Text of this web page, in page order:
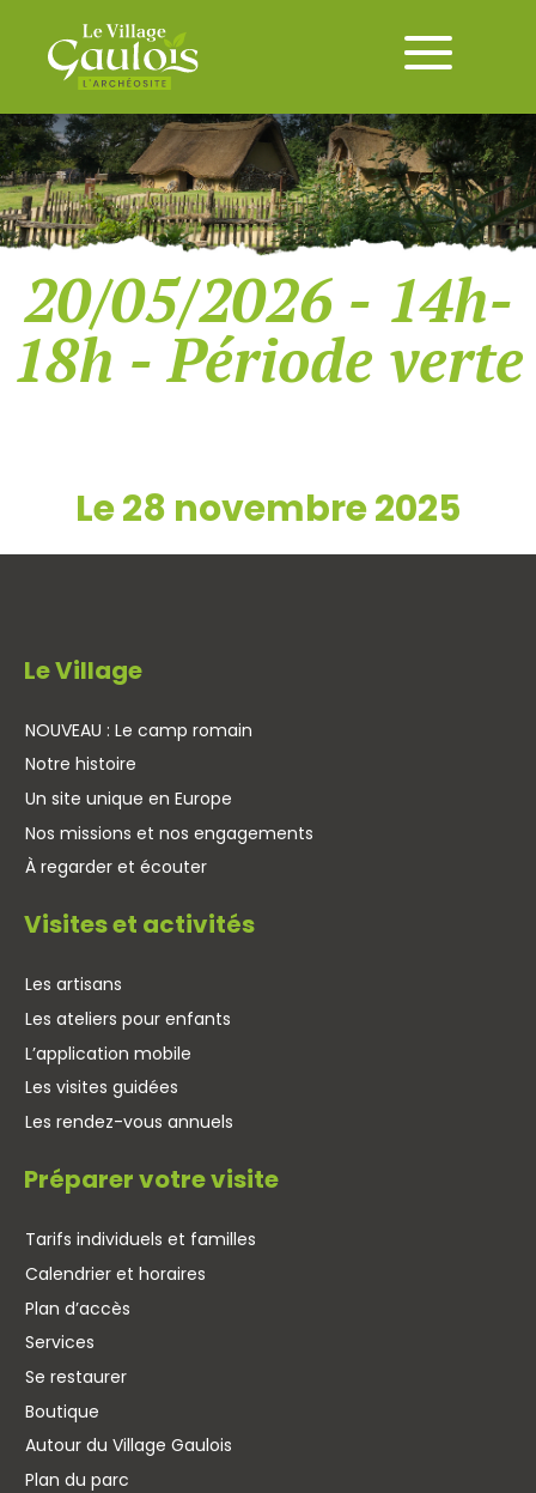
20/05/2026 - 14h-
18h - Période verte
Le 28 novembre 2025
Le Village
NOUVEAU : Le camp romain
Notre histoire
Un site unique en Europe
Nos missions et nos engagements
À regarder et écouter
Visites et activités
Les artisans
Les ateliers pour enfants
L’application mobile
Les visites guidées
Les rendez-vous annuels
Préparer votre visite
Tarifs individuels et familles
Calendrier et horaires
Plan d’accès
Services
Se restaurer
Boutique
Autour du Village Gaulois
Plan du parc